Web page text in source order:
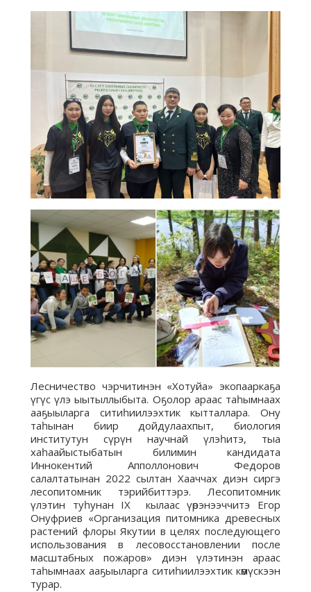
Лесничество чэрчитинэн «Хотуйа» экопааркаҕа
үгүс үлэ ыытыллыбыта. Оҕолор араас таһымнаах
ааҕыыларга ситиһиилээхтик кытталлара. Ону
таһынан биир дойдулаахпыт, биология
институтун сүрүн научнай үлэһитэ, тыа
хаһаайыстыбатын билимин кандидата
Иннокентий Апполлонович Федоров
салалтатынан 2022 сылтан Хааччах диэн сиргэ
лесопитомник тэрийбиттэрэ. Лесопитомник
үлэтин туһунан IX кылаас үөрэнээччитэ Егор
Онуфриев «Организация питомника древесных
растений флоры Якутии в целях последующего
использования в лесовосстановлении после
масштабных пожаров» диэн үлэтинэн араас
таһымнаах ааҕыыларга ситиһиилээхтик көмүскээн
турар.